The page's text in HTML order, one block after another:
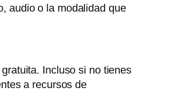
audio o la modalidad que
Incluso si no tienes
a recursos de